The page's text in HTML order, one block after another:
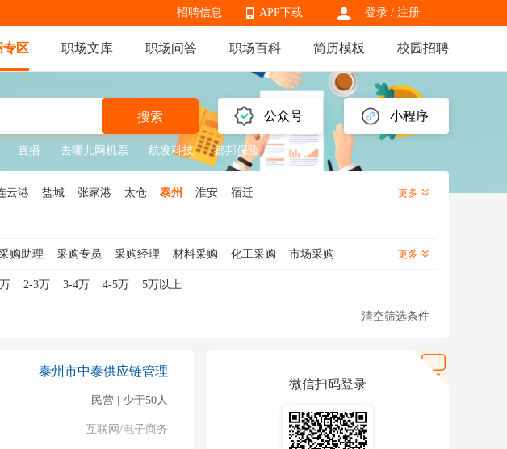
登录 / 注册
APP下载
APP下载
招聘信息
专区 职场文库 职场问答 职场百科 简历模板 校园招聘
公众号 小程序
搜索
直播 去哪儿网机票 航发科技 都邦保险
云港 盐城 张家港 太仓 泰州 淮安 宿迁 更多
购助理 采购专员 采购经理 材料采购 化工采购
市场采购
采购 服装采购 药品采购 采购数据分析
更多
2-3万 3-4万 4-5万 5万以上
清空筛选条件
泰州市中泰供应链管理
民营 | 少于50人
互联网/电子商务
微信扫码登录